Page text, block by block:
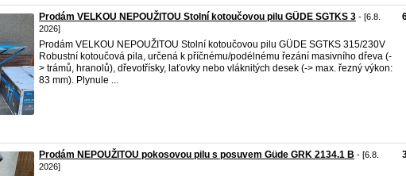
Prodám VELKOU NEPOUŽITOU Stolní kotoučovou pilu GÜDE SGTKS 3 - [6.8.
2026]
Prodám VELKOU NEPOUŽITOU Stolní kotoučovou pilu GÜDE SGTKS 315/230V
Robustní kotoučová pila, určená k příčnému/podélnému řezání masivního dřeva (-
> trámů, hranolů), dřevotřísky, laťovky nebo vláknitých desek (-> max. řezný výkon:
83 mm). Plynule ...
Prodám NEPOUŽITOU pokosovou pilu s posuvem Güde GRK 2134.1 B - [6.8.
2026]